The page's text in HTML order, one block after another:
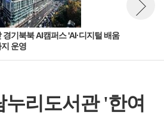
경기북북 AI캠퍼스 'AI·디지털 배움
운영
누리도서관 '한여